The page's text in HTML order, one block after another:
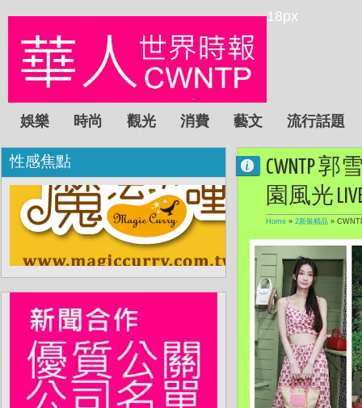
18px
娛樂 時尚 觀光 消費 藝文 流行話題
CWNTP
園風光 LIVE
Home » 2新裝精品 »
性感焦點